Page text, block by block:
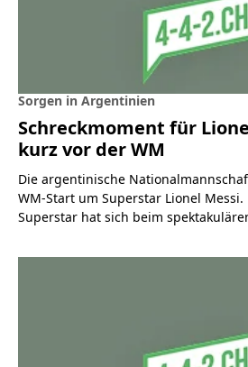
Sorgen in Argentinien
Schreckmoment für
kurz vor der WM
Die argentinische
WM-Start um Superstar Lionel
Superstar hat sich beim